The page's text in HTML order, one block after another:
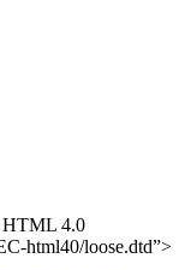
4.0
html40/loose.dtd”>